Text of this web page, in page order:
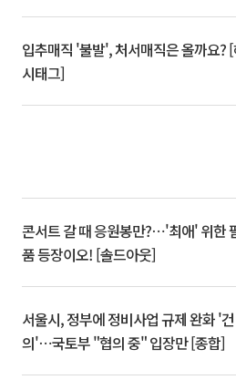
입추매직 '불발', 처서매직은 올까요?
시태그]
콘서트 갈 때 응원봉만?⋯'최애' 위한
품 등장이오! [솔드아웃]
서울시, 정부에 정비사업 규제 완화 '건
의'⋯국토부 "협의 중" 입장만 [종합]